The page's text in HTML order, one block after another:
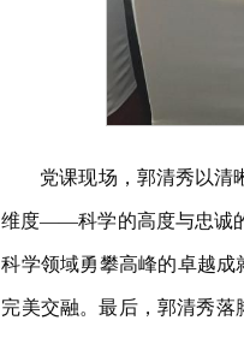
党课现场，郭清秀以清
维度——科学的高度与忠诚
科学领域勇攀高峰的卓越成
完美交融。最后，郭清秀落